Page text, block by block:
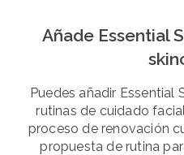
Añade Essential
Puedes añadir Essential
rutinas de cuidado
proceso de renovación
propuesta de rutina